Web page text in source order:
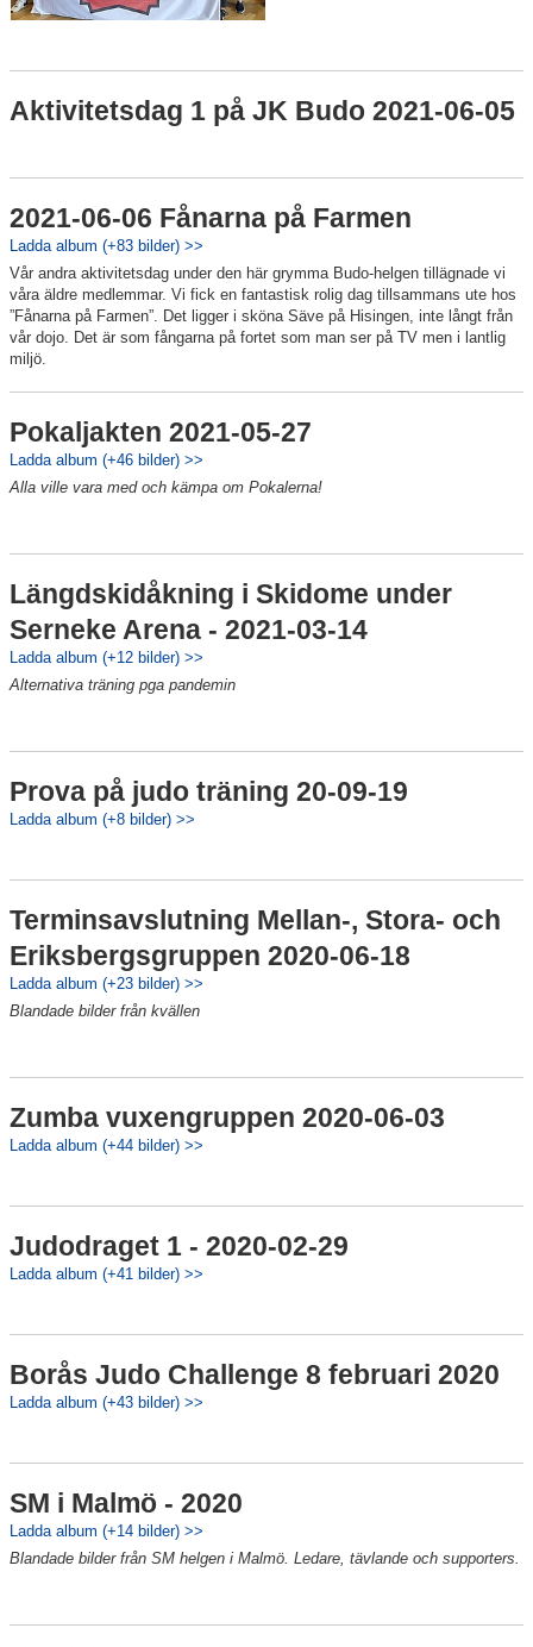
Aktivitetsdag 1 på JK Budo 2021-06-05
2021-06-06 Fånarna på Farmen
Ladda album (+83 bilder) >>
Vår andra aktivitetsdag under den här grymma Budo-helgen tillägnade vi
våra äldre medlemmar. Vi fick en fantastisk rolig dag tillsammans ute hos
”Fånarna på Farmen”. Det ligger i sköna Säve på Hisingen, inte långt från
vår dojo. Det är som fångarna på fortet som man ser på TV men i lantlig
miljö.
Pokaljakten 2021-05-27
Ladda album (+46 bilder) >>
Alla ville vara med och kämpa om Pokalerna!
Längdskidåkning i Skidome under
Serneke Arena - 2021-03-14
Ladda album (+12 bilder) >>
Alternativa träning pga pandemin
Prova på judo träning 20-09-19
Ladda album (+8 bilder) >>
Terminsavslutning Mellan-, Stora- och
Eriksbergsgruppen 2020-06-18
Ladda album (+23 bilder) >>
Blandade bilder från kvällen
Zumba vuxengruppen 2020-06-03
Ladda album (+44 bilder) >>
Judodraget 1 - 2020-02-29
Ladda album (+41 bilder) >>
Borås Judo Challenge 8 februari 2020
Ladda album (+43 bilder) >>
SM i Malmö - 2020
Ladda album (+14 bilder) >>
Blandade bilder från SM helgen i Malmö. Ledare, tävlande och supporters.